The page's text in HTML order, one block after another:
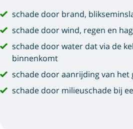
schade door brand,
schade door wind, regen en
schade door water dat via de
binnenkomt
schade door aanrijding van het
schade door milieuschade bij